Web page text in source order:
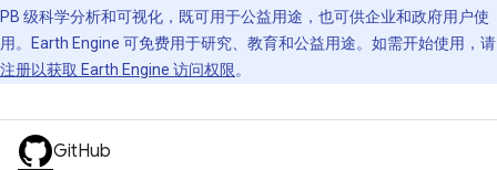
PB 级科学分析和可视化，既可用于公益用途，也可供企业和政府用户使
用。Earth Engine 可免费用于研究、教育和公益用途。如需开始使用，请
注册以获取 Earth Engine 访问权限。
GitHub